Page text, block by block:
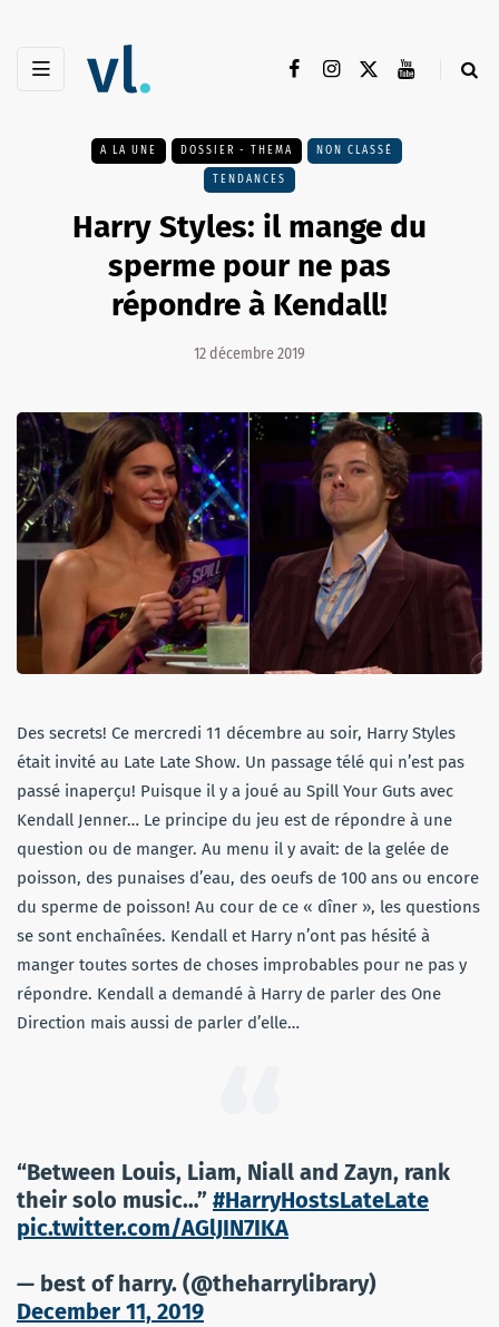
A LA UNE DOSSIER - THEMA NON CLASSÉ
TENDANCES
Harry Styles: il mange du
sperme pour ne pas
répondre à Kendall!
12 décembre 2019
Des secrets! Ce mercredi 11 décembre au soir, Harry Styles
était invité au Late Late Show. Un passage télé qui n’est pas
passé inaperçu! Puisque il y a joué au Spill Your Guts avec
Kendall Jenner… Le principe du jeu est de répondre à une
question ou de manger. Au menu il y avait: de la gelée de
poisson, des punaises d’eau, des oeufs de 100 ans ou encore
du sperme de poisson! Au cour de ce « dîner », les questions
se sont enchaînées. Kendall et Harry n’ont pas hésité à
manger toutes sortes de choses improbables pour ne pas y
répondre. Kendall a demandé à Harry de parler des One
Direction mais aussi de parler d’elle…
“Between Louis, Liam, Niall and Zayn, rank
their solo music…” #HarryHostsLateLate
pic.twitter.com/AGlJIN7IKA
— best of harry. (@theharrylibrary)
December 11, 2019